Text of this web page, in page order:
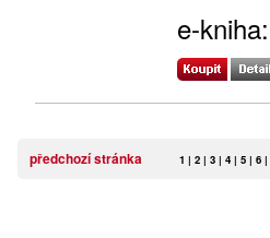
e-kniha:
předchozí stránka 1 | 2| 3| 4| 5| 6|